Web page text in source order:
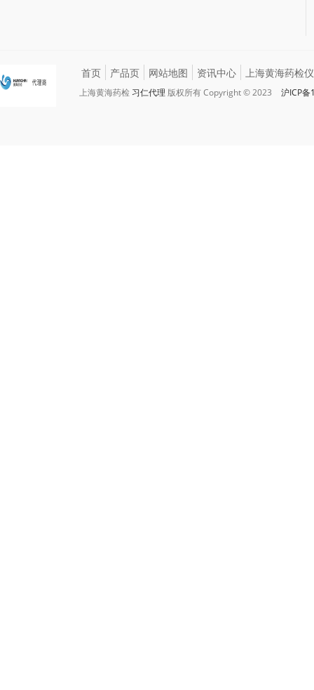
首页 产品页 网站地图 资讯中心 上海黄海药检
上海黄海药检 习仁代理 版权所有 Copyright © 2023 沪ICP